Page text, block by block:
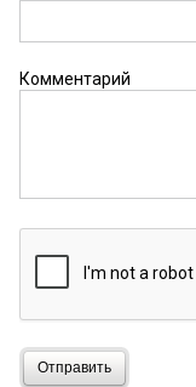
Комментарий
Отправить